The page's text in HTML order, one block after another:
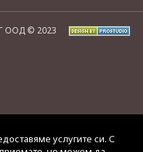
ООД © 2023
услугите си. С